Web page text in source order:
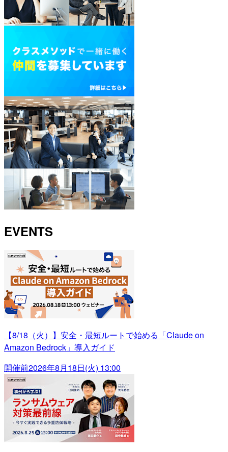
EVENTS
【8/18（火）】安全・最短ルートで始める「Claude on
Amazon Bedrock」導入ガイド
開催前2026年8月18日(火) 13:00